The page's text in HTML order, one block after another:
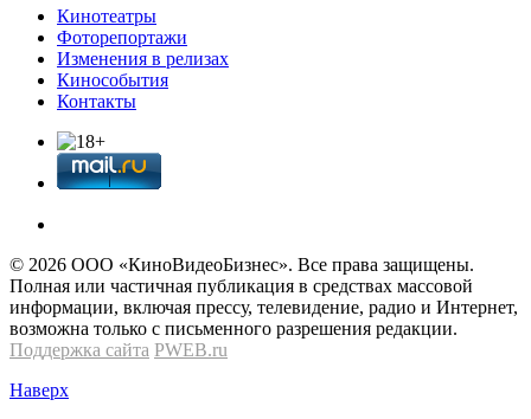
Кинотеатры
Фоторепортажи
Изменения в релизах
Кинособытия
Контакты
© 2026 OOО «КиноВидеоБизнес». Все права защищены.
Полная или частичная публикация в средствах массовой
информации, включая прессу, телевидение, радио и Интернет,
возможна только с письменного разрешения редакции.
Поддержка сайта PWEB.ru
Наверх